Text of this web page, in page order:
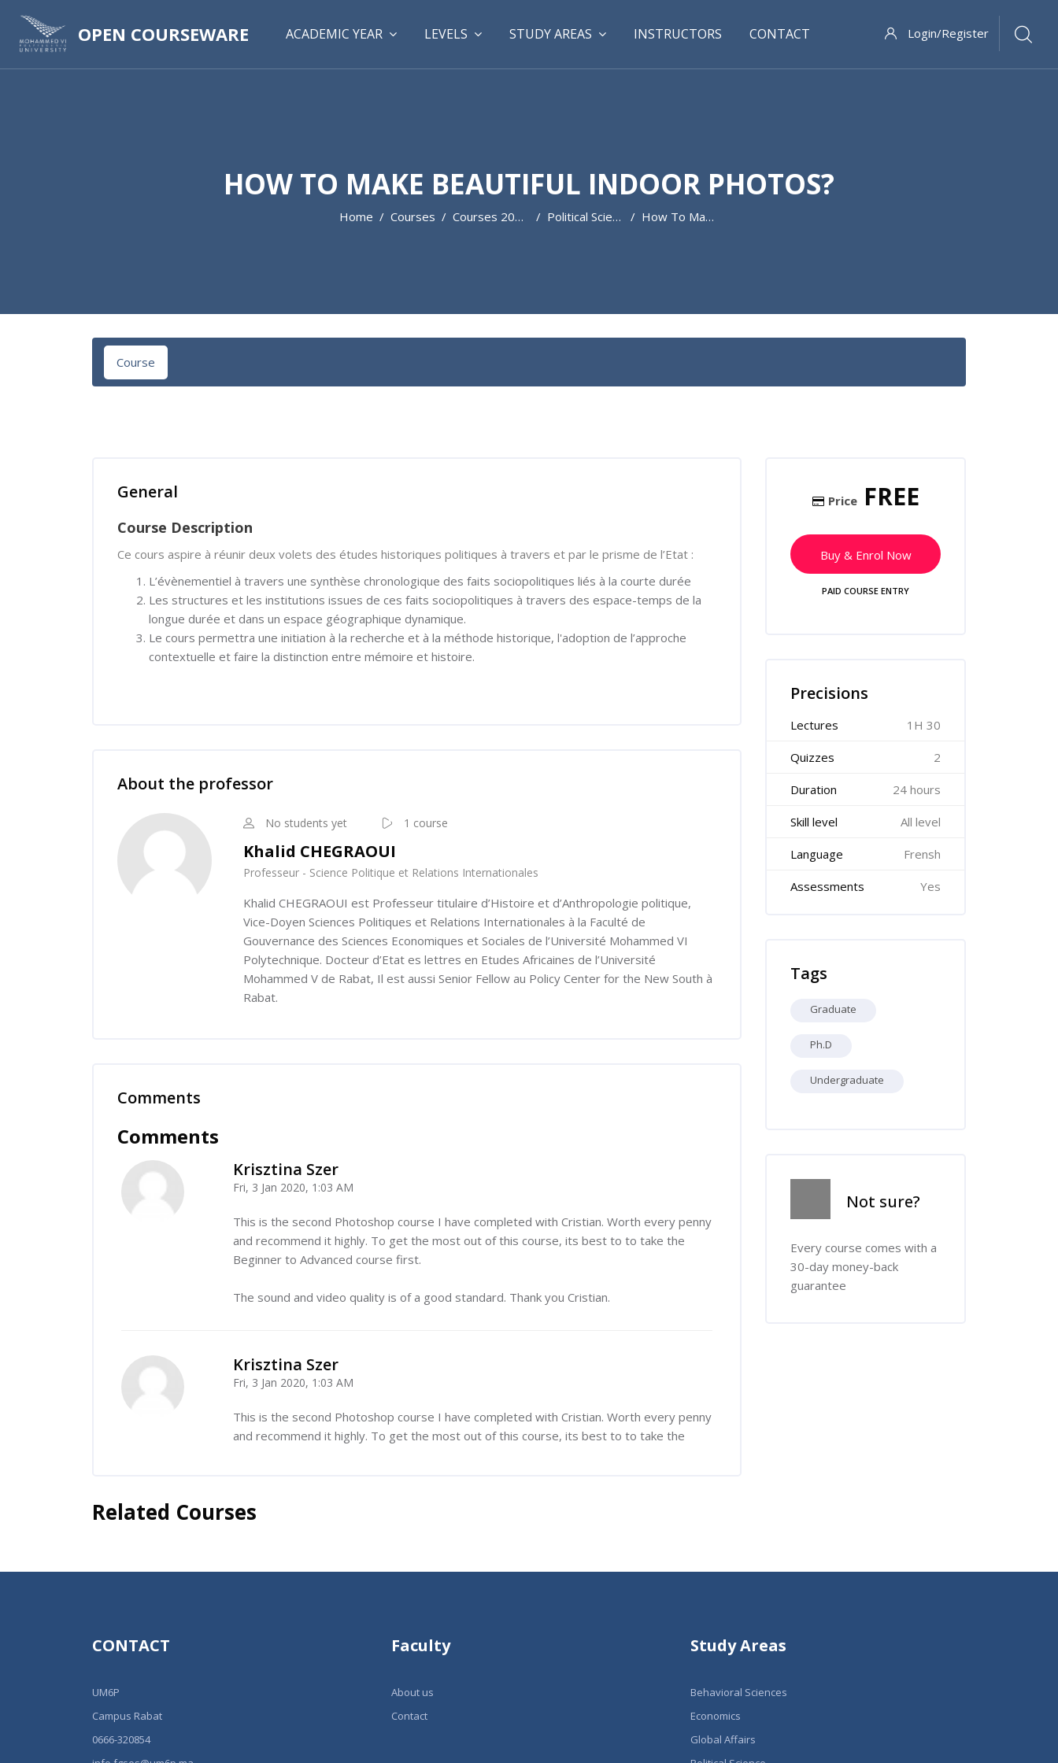
OPEN COURSEWARE ACADEMIC YEAR LEVELS STUDY AREAS INSTRUCTORS CONTACT Login/Register
HOW TO MAKE BEAUTIFUL INDOOR PHOTOS?
Home Courses Courses 2022-2023 Political Science How To Make Beautiful Indoor Photos?
Course
General
Course Description
Ce cours aspire à réunir deux volets des études historiques politiques à travers et par le prisme de l’Etat :
L’évènementiel à travers une synthèse chronologique des faits sociopolitiques liés à la courte durée
Les structures et les institutions issues de ces faits sociopolitiques à travers des espace-temps de la
longue durée et dans un espace géographique dynamique.
Le cours permettra une initiation à la recherche et à la méthode historique, l'adoption de l’approche
contextuelle et faire la distinction entre mémoire et histoire.
About the professor
No students yet 1 course
Khalid CHEGRAOUI
Professeur - Science Politique et Relations Internationales
Khalid CHEGRAOUI est Professeur titulaire d’Histoire et d’Anthropologie politique,
Vice-Doyen Sciences Politiques et Relations Internationales à la Faculté de
Gouvernance des Sciences Economiques et Sociales de l’Université Mohammed VI
Polytechnique. Docteur d’Etat es lettres en Etudes Africaines de l’Université
Mohammed V de Rabat, Il est aussi Senior Fellow au Policy Center for the New South à
Rabat.
Skip Comments
Comments
Comments
Krisztina Szer
Fri, 3 Jan 2020, 1:03 AM
This is the second Photoshop course I have completed with Cristian. Worth every penny
and recommend it highly. To get the most out of this course, its best to to take the
Beginner to Advanced course first.
The sound and video quality is of a good standard. Thank you Cristian.
Krisztina Szer
Fri, 3 Jan 2020, 1:03 AM
This is the second Photoshop course I have completed with Cristian. Worth every penny
and recommend it highly. To get the most out of this course, its best to to take the
Skip [Cocoon] Related courses
Related Courses
PriceFREE
Buy & Enrol Now
PAID COURSE ENTRY
Precisions
Lectures 1H 30
Quizzes 2
Duration 24 hours
Skill level All level
Language Frensh
Assessments Yes
Tags
Graduate
Ph.D
Undergraduate
Not sure?
Every course comes with a
30-day money-back
guarantee
CONTACT
UM6P
Campus Rabat
0666-320854
Faculty
About us
Contact
Study Areas
Behavioral Sciences
Economics
Global Affairs